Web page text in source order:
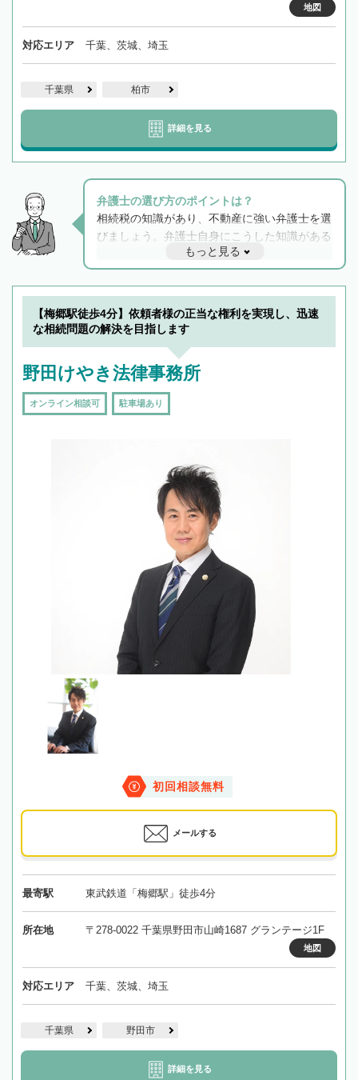
地図
対応エリア 千葉、茨城、埼玉
千葉県 柏市
詳細を見る
弁護士の選び方のポイントは？
相続税の知識があり、不動産に強い弁護士を選
びましょう。弁護士自身にこうした知識がある
と他士業との連携もスムーズに進み、トラブル
解決のみならず相続をトータルで任せることが
できます。また、相続は感情がからむ分野なの
でフィーリングも重要です。実際に電話や面談
で複数の弁護士と会話をしてウマが合う方に依
もっと見る
【梅郷駅徒歩4分】依頼者様の正当な権利を実現し、迅速
な相続問題の解決を目指します
野田けやき法律事務所
オンライン相談可 駐車場あり
初回相談無料
メールする
最寄駅 東武鉄道「梅郷駅」徒歩4分
所在地 〒278-0022 千葉県野田市山崎1687 グランテージ1F
地図
対応エリア 千葉、茨城、埼玉
千葉県 野田市
詳細を見る